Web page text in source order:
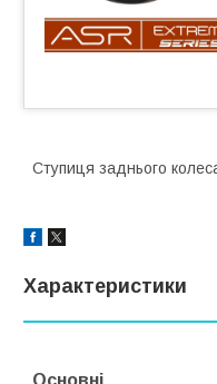
Ступиця заднього
Характеристики